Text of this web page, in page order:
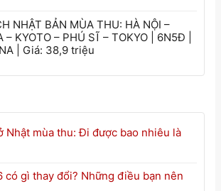
NHẬT BẢN MÙA THU: HÀ NỘI –
– KYOTO – PHÚ SĨ – TOKYO | 6N5Đ |
| Giá: 38,9 triệu
Nhật mùa thu: Đi được bao nhiêu là
có gì thay đổi? Những điều bạn nên